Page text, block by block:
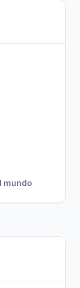
mundo